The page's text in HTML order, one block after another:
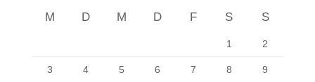
M D M D F S S
1 2
3 4 5 6 7 8 9